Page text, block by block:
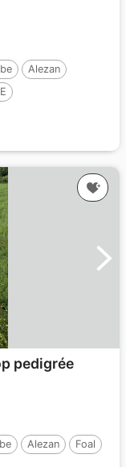
Alezan
pedigrée
Alezan
Foal